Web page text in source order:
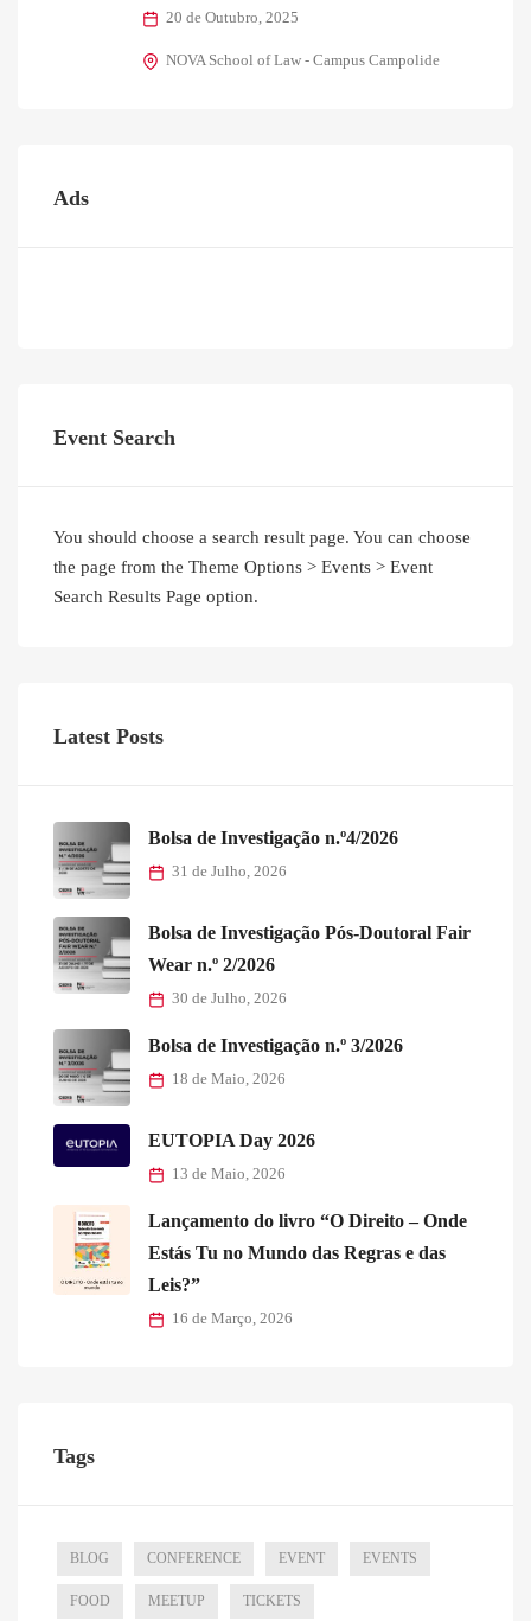
20 de Outubro, 2025
NOVA School of Law - Campus Campolide
Ads
Event Search
You should choose a search result page. You can choose
the page from the Theme Options > Events > Event
Search Results Page option.
Latest Posts
Bolsa de Investigação n.º4/2026
31 de Julho, 2026
Bolsa de Investigação Pós-Doutoral Fair
Wear n.º 2/2026
30 de Julho, 2026
Bolsa de Investigação n.º 3/2026
18 de Maio, 2026
EUTOPIA Day 2026
13 de Maio, 2026
Lançamento do livro “O Direito – Onde
Estás Tu no Mundo das Regras e das
Leis?”
16 de Março, 2026
Tags
BLOG CONFERENCE EVENT EVENTS
FOOD MEETUP TICKETS